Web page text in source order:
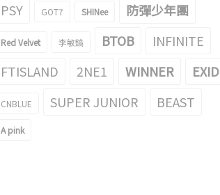
PSY
GOT7 SHINee 防彈少年團
Red Velvet 李敏鎬 BTOB
INFINITE
FTISLAND
2NE1 WINNER EXID
CNBLUE SUPER JUNIOR BEAST
A pink